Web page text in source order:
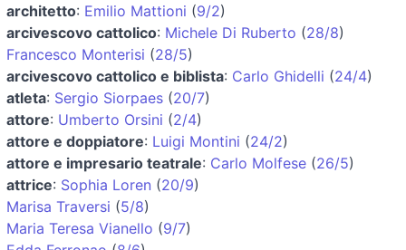
architetto: Emilio Mattioni (9/2)
arcivescovo cattolico: Michele Di Ruberto (28/8)
Francesco Monterisi (28/5)
arcivescovo cattolico e biblista: Carlo Ghidelli (24/4)
atleta: Sergio Siorpaes (20/7)
attore: Umberto Orsini (2/4)
attore e doppiatore: Luigi Montini (24/2)
attore e impresario teatrale: Carlo Molfese (26/5)
attrice: Sophia Loren (20/9)
Marisa Traversi (5/8)
Maria Teresa Vianello (9/7)